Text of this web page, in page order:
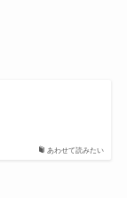
あわせて読みたい